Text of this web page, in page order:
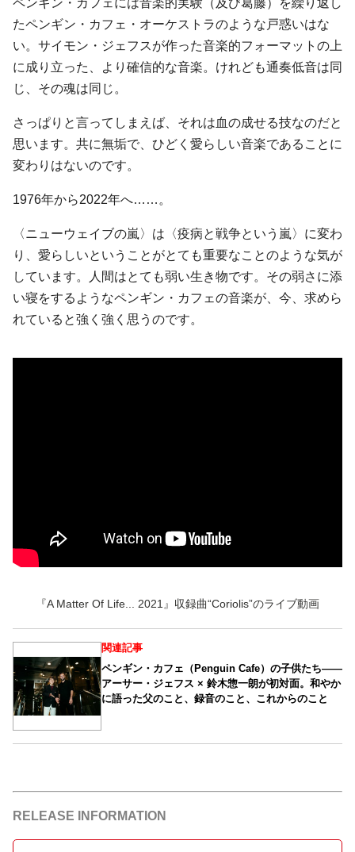
ペンギン・カフェには音楽的実験（及び葛藤）を繰り返し
たペンギン・カフェ・オーケストラのような戸惑いはな
い。サイモン・ジェフスが作った音楽的フォーマットの上
に成り立った、より確信的な音楽。けれども通奏低音は同
じ、その魂は同じ。
さっぱりと言ってしまえば、それは血の成せる技なのだと
思います。共に無垢で、ひどく愛らしい音楽であることに
変わりはないのです。
1976年から2022年へ……。
〈ニューウェイブの嵐〉は〈疫病と戦争という嵐〉に変わ
り、愛らしいということがとても重要なことのような気が
しています。人間はとても弱い生き物です。その弱さに添
い寝をするようなペンギン・カフェの音楽が、今、求めら
れていると強く強く思うのです。
『A Matter Of Life... 2021』収録曲“Coriolis”のライブ動画
関連記事
ペンギン・カフェ（Penguin Cafe）の子供たち――
アーサー・ジェフス × 鈴木惣一朗が初対面。和やか
に語った父のこと、録音のこと、これからのこと
RELEASE INFORMATION